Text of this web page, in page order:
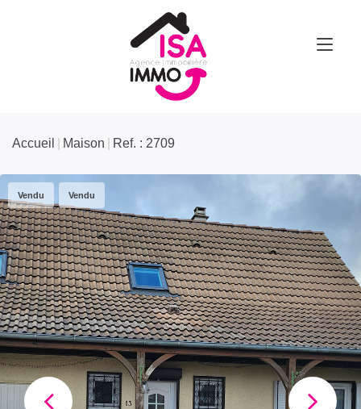
Accueil Maison Ref. : 2709
Vendu Vendu